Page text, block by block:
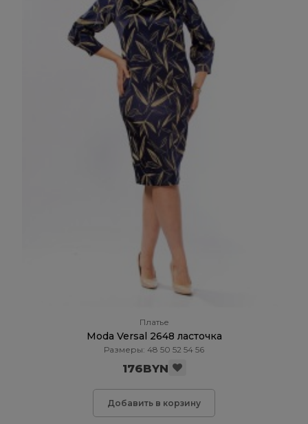
Платье
Moda Versal 2648 ласточка
Размеры: 48 50 52 54 56
176BYN
Добавить в корзину